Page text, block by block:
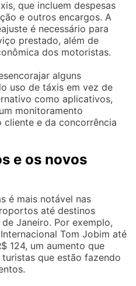
que incluem despesas
e outros encargos. A
é necessário para
prestado, além de
dos motoristas.
alguns
uso de táxis em vez de
como aplicativos,
monitoramento
e da concorrência
e os novos
é mais notável nas
até destinos
Janeiro. Por exemplo,
Tom Jobim até
124, um aumento que
que estão fazendo